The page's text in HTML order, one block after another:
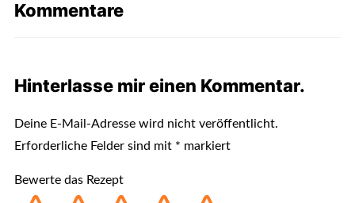
Kommentare
Hinterlasse mir einen Kommentar.
Deine E-Mail-Adresse wird nicht veröffentlicht.
Erforderliche Felder sind mit * markiert
Bewerte das Rezept